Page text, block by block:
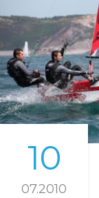
10
07.2010